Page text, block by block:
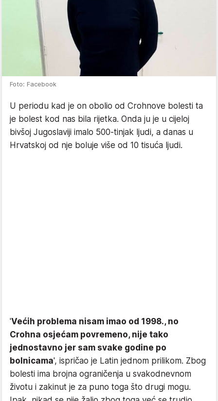
Foto: Facebook
U periodu kad je on obolio od Crohnove bolesti ta
je bolest kod nas bila rijetka. Onda ju je u cijeloj
bivšoj Jugoslaviji imalo 500-tinjak ljudi, a danas u
Hrvatskoj od nje boluje više od 10 tisuća ljudi.
'Većih problema nisam imao od 1998., no
Crohna osjećam povremeno, nije tako
jednostavno jer sam svake godine po
bolnicama', ispričao je Latin jednom prilikom. Zbog
bolesti ima brojna ograničenja u svakodnevnom
životu i zakinut je za puno toga što drugi mogu.